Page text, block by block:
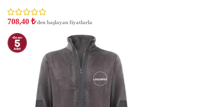
708,40 ₺'den başlayan fiyatlarla